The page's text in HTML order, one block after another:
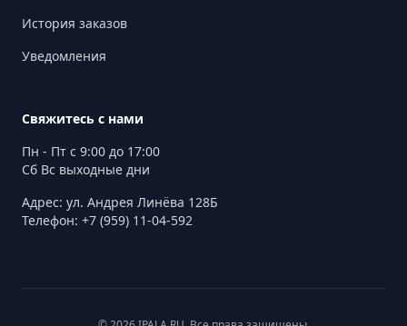
История заказов
Уведомления
Свяжитесь с нами
Пн - Пт с 9:00 до 17:00
Сб Вс выходные дни
Адрес: ул. Андрея Линёва 128Б
Телефон: +7 (959) 11-04-592